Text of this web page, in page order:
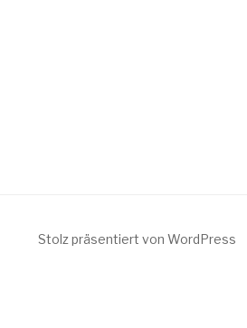
Stolz präsentiert von WordPress